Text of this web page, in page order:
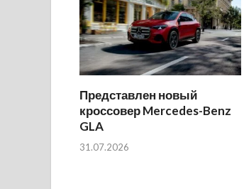
Представлен новый
кроссовер Mercedes-Benz
GLA
31.07.2026